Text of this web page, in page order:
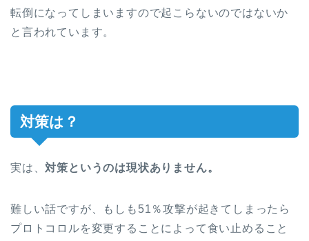
転倒になってしまいますので起こらないのではないか
と言われています。
対策は？
実は、対策というのは現状ありません。
難しい話ですが、もしも51％攻撃が起きてしまったら
プロトコロルを変更することによって食い止めること